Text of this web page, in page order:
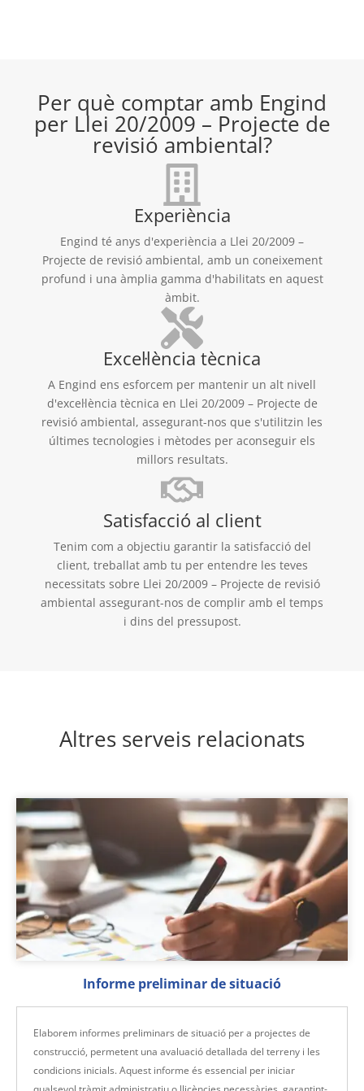
Per què comptar amb Engind
per Llei 20/2009 – Projecte de
revisió ambiental?
Experiència
Engind té anys d'experiència a Llei 20/2009 –
Projecte de revisió ambiental, amb un coneixement
profund i una àmplia gamma d'habilitats en aquest
àmbit.
Excel·lència tècnica
A Engind ens esforcem per mantenir un alt nivell
d'excel·lència tècnica en Llei 20/2009 – Projecte de
revisió ambiental, assegurant-nos que s'utilitzin les
últimes tecnologies i mètodes per aconseguir els
millors resultats.
Satisfacció al client
Tenim com a objectiu garantir la satisfacció del
client, treballat amb tu per entendre les teves
necessitats sobre Llei 20/2009 – Projecte de revisió
ambiental assegurant-nos de complir amb el temps
i dins del pressupost.
Altres serveis relacionats
Informe preliminar de situació
Elaborem informes preliminars de situació per a projectes de
construcció, permetent una avaluació detallada del terreny i les
condicions inicials. Aquest informe és essencial per iniciar